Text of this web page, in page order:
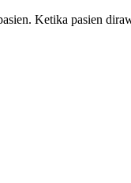
Ketika pasien